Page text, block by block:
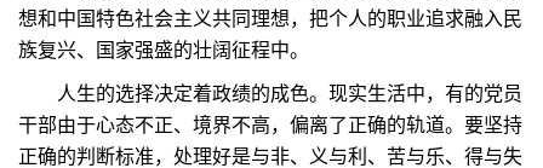
想和中国特色社会主义共同理想，把个人的职业追求融入民
族复兴、国家强盛的壮阔征程中。
人生的选择决定着政绩的成色。现实生活中，有的党员
干部由于心态不正、境界不高，偏离了正确的轨道。要坚持
正确的判断标准，处理好是与非、义与利、苦与乐、得与失